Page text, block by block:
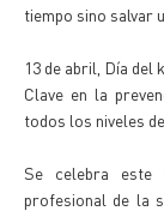
tiempo sino salvar
13 de abril, Día del
Clave en la
todos los niveles
Se celebra este
profesional de la